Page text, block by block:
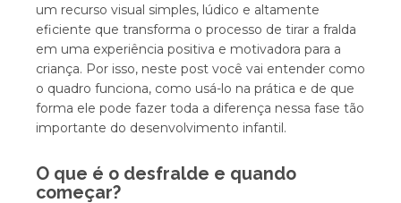
um recurso visual simples, lúdico e altamente
eficiente que transforma o processo de tirar a fralda
em uma experiência positiva e motivadora para a
criança. Por isso, neste post você vai entender como
o quadro funciona, como usá-lo na prática e de que
forma ele pode fazer toda a diferença nessa fase tão
importante do desenvolvimento infantil.
O que é o desfralde e quando
começar?